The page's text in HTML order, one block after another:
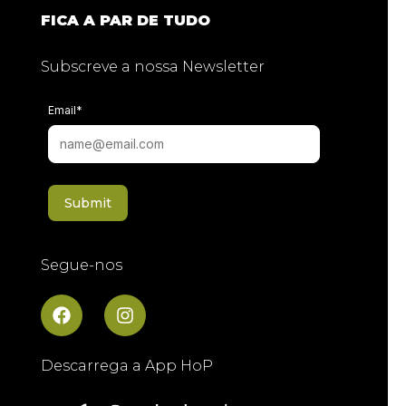
FICA A PAR DE TUDO
Subscreve a nossa Newsletter
Email*
Submit
Segue-nos
Descarrega a App HoP